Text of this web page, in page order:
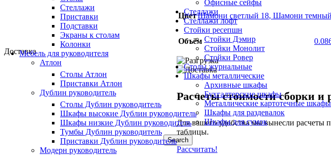
Офисные сейфы
Стеллажи
Стеллажи лофт
Стойки ресепшн
Стойки Дэмир
Стойки Монолит
Стойки Ровер
Столы журнальные
Шкафы металлические
Архивные шкафы
Бухгалтерские шкафы
Металлические картотечные
Шкафы для раздевалок
Шкафы для сумок
Search
Стеллажи
Приставки
Подставки
Экраны к столам
Колонки
Мебель для руководителя
Атлон
Столы Атлон
Приставки Атлон
Дублин руководитель
Столы Дублин руководитель
Шкафы высокие Дублин руководитель
Шкафы низкие Дублин руководитель
Тумбы Дублин руководитель
Приставки Дублин руководитель
Модерн руководитель
ЦветШамони светлый 18, Шамони
Объём
Доставка
Расчеты стоимости сборки и
Для вашего удобства мы вынесли расчеты
таблицы.
Рассчитать!